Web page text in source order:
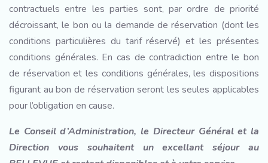
contractuels entre les parties sont, par ordre de priorité
décroissant, le bon ou la demande de réservation (dont les
conditions particulières du tarif réservé) et les présentes
conditions générales. En cas de contradiction entre le bon
de réservation et les conditions générales, les dispositions
figurant au bon de réservation seront les seules applicables
pour l’obligation en cause.
Le Conseil d’Administration, le Directeur Général et la
Direction vous souhaitent un excellant séjour au